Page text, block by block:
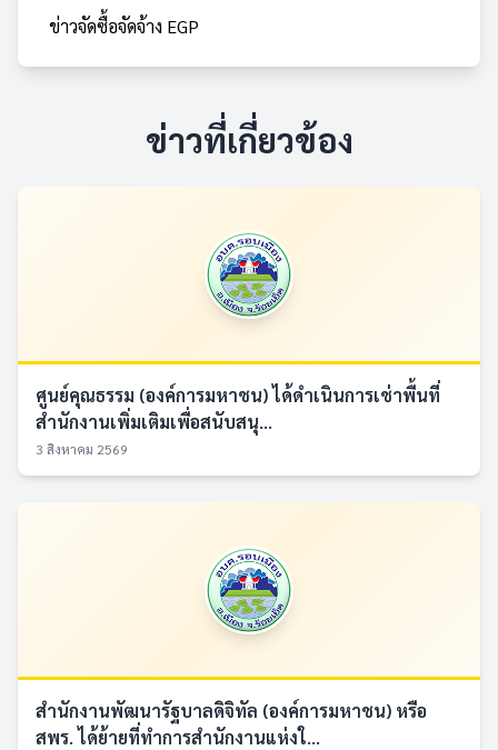
ข่าวจัดซื้อจัดจ้าง EGP
ข่าวที่เกี่ยวข้อง
ศูนย์คุณธรรม (องค์การมหาชน) ได้ดำเนินการเช่าพื้นที่
สำนักงานเพิ่มเติมเพื่อสนับสนุ...
3 สิงหาคม 2569
สำนักงานพัฒนารัฐบาลดิจิทัล (องค์การมหาชน) หรือ
สพร. ได้ย้ายที่ทำการสำนักงานแห่งใ...